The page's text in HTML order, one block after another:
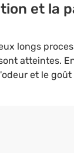
et la
longs
atteintes.
et le